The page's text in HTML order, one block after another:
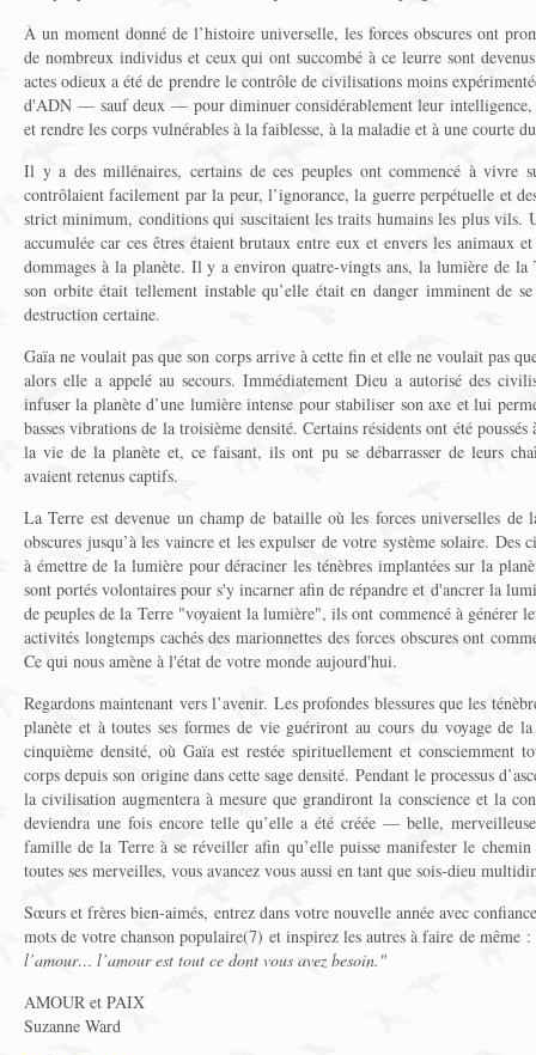
À un moment donné de l’histoire universelle, les forces obscures ont
de nombreux individus et ceux qui ont succombé à ce leurre sont
actes odieux a été de prendre le contrôle de civilisations moins
d'ADN — sauf deux — pour diminuer considérablement leur intelligence,
et rendre les corps vulnérables à la faiblesse, à la maladie et à une courte
Il y a des millénaires, certains de ces peuples ont commencé à vivre
contrôlaient facilement par la peur, l’ignorance, la guerre perpétuelle et
strict minimum, conditions qui suscitaient les traits humains les plus vils.
accumulée car ces êtres étaient brutaux entre eux et envers les animaux
dommages à la planète. Il y a environ quatre-vingts ans, la lumière de la
son orbite était tellement instable qu’elle était en danger imminent de
destruction certaine.
Gaïa ne voulait pas que son corps arrive à cette fin et elle ne voulait pas
alors elle a appelé au secours. Immédiatement Dieu a autorisé des
infuser la planète d’une lumière intense pour stabiliser son axe et lui
basses vibrations de la troisième densité. Certains résidents ont été
la vie de la planète et, ce faisant, ils ont pu se débarrasser de leurs
avaient retenus captifs.
La Terre est devenue un champ de bataille où les forces universelles de
obscures jusqu’à les vaincre et les expulser de votre système solaire.
à émettre de la lumière pour déraciner les ténèbres implantées sur la
sont portés volontaires pour s'y incarner afin de répandre et d'ancrer la
de peuples de la Terre "voyaient la lumière", ils ont commencé à générer
activités longtemps cachés des marionnettes des forces obscures ont
Ce qui nous amène à l'état de votre monde aujourd'hui.
Regardons maintenant vers l’avenir. Les profondes blessures que les
planète et à toutes ses formes de vie guériront au cours du voyage de
cinquième densité, où Gaïa est restée spirituellement et consciemment
corps depuis son origine dans cette sage densité. Pendant le processus
la civilisation augmentera à mesure que grandiront la conscience et la
deviendra une fois encore telle qu’elle a été créée — belle,
famille de la Terre à se réveiller afin qu’elle puisse manifester le
toutes ses merveilles, vous avancez vous aussi en tant que sois-dieu
Sœurs et frères bien-aimés, entrez dans votre nouvelle année avec
mots de votre chanson populaire(7) et inspirez les autres à faire de même :
l’amour… l’amour est tout ce dont vous avez besoin."
AMOUR et PAIX
Suzanne Ward